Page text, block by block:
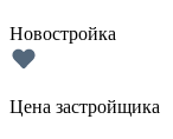
Новостройка
Цена застройщика